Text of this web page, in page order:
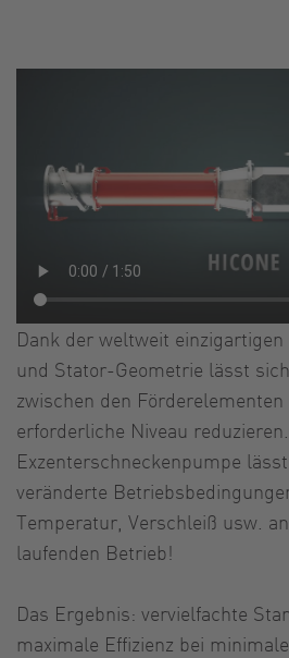
Dank der weltweit
und Stator-Geometrie lässt
zwischen den
erforderliche Niveau
Exzenterschneckenpumpe
veränderte
Temperatur, Verschleiß usw.
laufenden Betrieb!
Das Ergebnis: vervielfachte
maximale Effizienz bei